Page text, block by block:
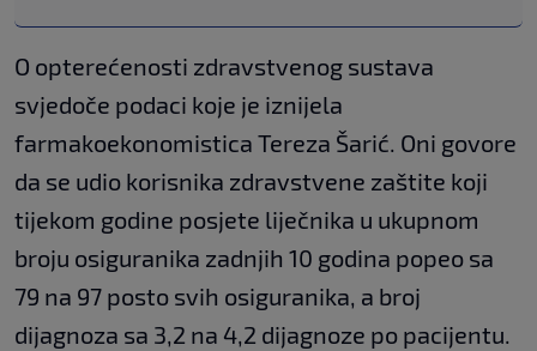
O opterećenosti zdravstvenog sustava
svjedoče podaci koje je iznijela
farmakoekonomistica Tereza Šarić. Oni govore
da se udio korisnika zdravstvene zaštite koji
tijekom godine posjete liječnika u ukupnom
broju osiguranika zadnjih 10 godina popeo sa
79 na 97 posto svih osiguranika, a broj
dijagnoza sa 3,2 na 4,2 dijagnoze po pacijentu.